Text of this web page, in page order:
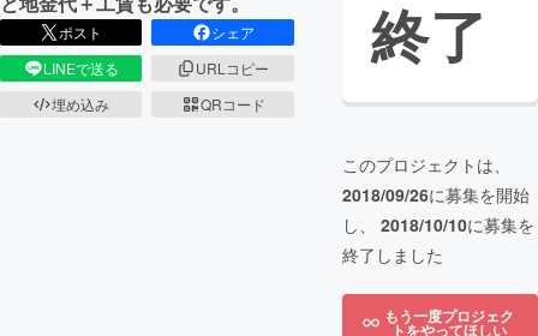
ポスト
シェア
LINEで送る
URLコピー
埋め込み
QRコード
終了
このプロジェクトは、
2018/09/26に募集を開始
し、 2018/10/10に募集を
終了しました
もう一度プロジェク
トをやってほしい